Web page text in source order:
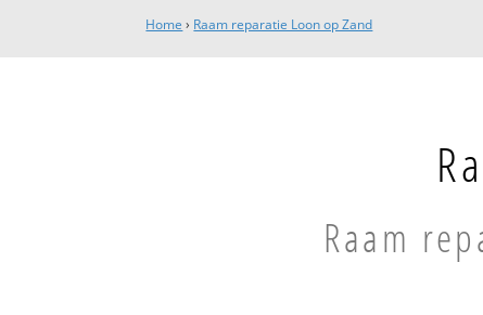
Home › Raam reparatie Loon op Zand
Raam